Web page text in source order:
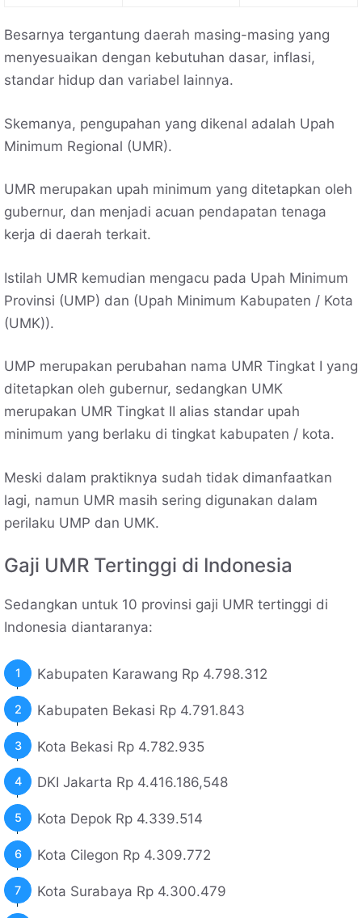
Besarnya tergantung daerah masing-masing yang
menyesuaikan dengan kebutuhan dasar, inflasi,
standar hidup dan variabel lainnya.
Skemanya, pengupahan yang dikenal adalah Upah
Minimum Regional (UMR).
UMR merupakan upah minimum yang ditetapkan oleh
gubernur, dan menjadi acuan pendapatan tenaga
kerja di daerah terkait.
Istilah UMR kemudian mengacu pada Upah Minimum
Provinsi (UMP) dan (Upah Minimum Kabupaten / Kota
(UMK)).
UMP merupakan perubahan nama UMR Tingkat I yang
ditetapkan oleh gubernur, sedangkan UMK
merupakan UMR Tingkat II alias standar upah
minimum yang berlaku di tingkat kabupaten / kota.
Meski dalam praktiknya sudah tidak dimanfaatkan
lagi, namun UMR masih sering digunakan dalam
perilaku UMP dan UMK.
Gaji UMR Tertinggi di Indonesia
Sedangkan untuk 10 provinsi gaji UMR tertinggi di
Indonesia diantaranya:
Kabupaten Karawang Rp 4.798.312
Kabupaten Bekasi Rp 4.791.843
Kota Bekasi Rp 4.782.935
DKI Jakarta Rp 4.416.186,548
Kota Depok Rp 4.339.514
Kota Cilegon Rp 4.309.772
Kota Surabaya Rp 4.300.479